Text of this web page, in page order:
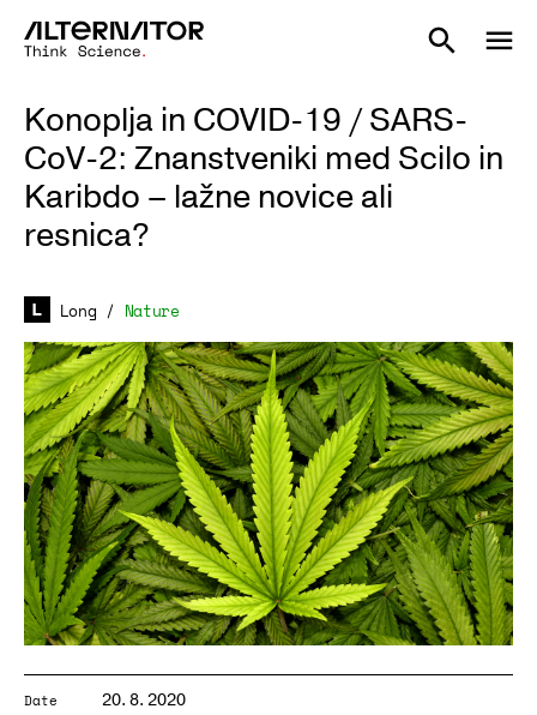
Konoplja in COVID-19 / SARS-
CoV-2: Znanstveniki med Scilo in
Karibdo – lažne novice ali
resnica?
Long / Nature
Date 20. 8. 2020